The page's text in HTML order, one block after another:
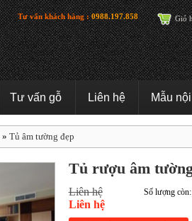
Tư vấn khách hàng :0988.197.858 Giỏ
Tư vấn gỗ Liên hệ Mẫu
» Tủ âm tường đẹp
Tủ rượu âm
Liên hệ
Liên hệ
Số lượng